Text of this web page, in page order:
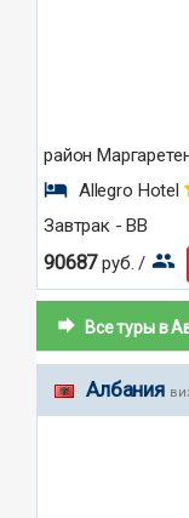
район
hotel Allegro Hotel
Завтрак - BB
90687руб. / group
forward Все туры в
Албания